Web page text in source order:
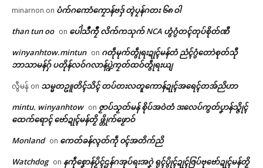
ဌာန်ပရိုၚ်ဗၠးၜးမန်
ရုဲစှ်
ပရိုၚ်လက္ကရဴအိုတ်
🏛 လညာတ်ပါ်ပဲါ
Related
ဂစာန်ရေင်တၠုင်သွက်ညးဍုင်ကွာ
In "လိက်ပရေၚ်"
ရောင်ပၞာန်ကမ္မယှေန်ပၞာန် ရပ်ကော်
ဏာ ညးဒေသ တယျက်ချာင်
(၈၀) တၠပြင် အပ္ဍဲပွိုင်ၜါသတ္တဟ
April 8, 2026
In "ပရိုၚ်"
minarnon on ပံက်ဂကောံကၠောန်ဗဒှ် တ္ၚဲပၠန်ဂတး ၆၈ ဝါ
than tun oo on ပေါဲသဳကၠဳ လိက်ကသုက် NCA ဟွံဂွံတၚ်တုပ်စိုတ်ဏီ
winyanhtow.mintun on ဂတဵုမုက်တွဵုရးဍုၚ်မန်တံ ညံၚ်ဂွံတောဲစုတ်သီု
ဘာသာမန်ဂှ် ပတိုန်လဝ်ဂလာန်ပ္ဍဲကၠတ်ထဝ်တွဵုရးယျ
လွီမန် on သမ္မတဥူတိၚ်သိၚ် တပ်တးလတူကောန်ဍုၚ်အရေၚ်တအ်ညိဟာ
mintu. winyanhtow on ဇၟာပ်သၟတ်မန် စိုပ်အဝဲတံ ဒးလေပ်ကွတ်ပၞာန်သ္ဇိုၚ်
ထေက်ရောၚ် ဗော်ဍုၚ်မန်တၟိ ဖ္တိုက်ဖၟောဝ်
Monland on ကေတ်ခန်လ္ၚတ်ကဵု ၀ၚ်အတိက်ညိ
Watchdog on နကဵုစၞောန်ပၟိၚ်ဌန်ဂအုပ်ရးအဂၞဲ ရုၚ်ပွိုၚ်ဍုၚ်ဇြပ်ဗုဗော်ဍုၚ်မန်တၟိ